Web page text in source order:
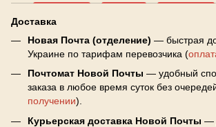
Доставка
Новая Почта (отделение) — быстрая
Украине по тарифам перевозчика (
Почтомат Новой Почты — удобный
заказа в любое время суток без
получении).
Курьерская доставка Новой Почты —